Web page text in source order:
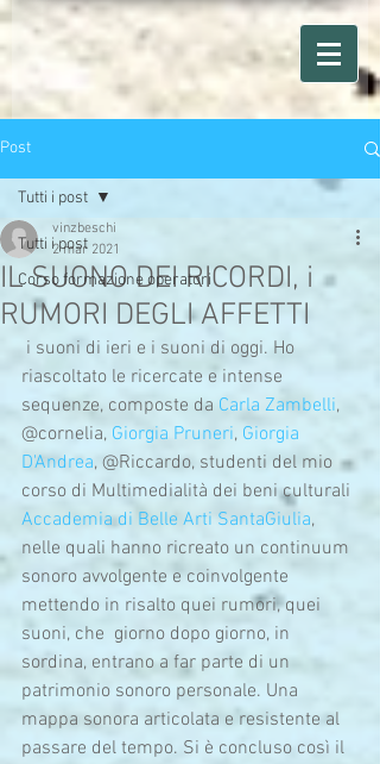
Post
Tutti i post
Corso formazione operatori
Tutti i post
IL SUONO DEI RICORDI, i
RUMORI DEGLI AFFETTI
vinzbeschi
2 mar 2021
riascoltato le ricercate e intense
sequenze, composte da Carla Zambelli,
@cornelia, Giorgia Pruneri, Giorgia
D'Andrea, @Riccardo, studenti del mio
corso di Multimedialità dei beni culturali
Accademia di Belle Arti SantaGiulia,
nelle quali hanno ricreato un continuum
sonoro avvolgente e coinvolgente
mettendo in risalto quei rumori, quei
suoni, che  giorno dopo giorno, in
sordina, entrano a far parte di un
patrimonio sonoro personale. Una
mappa sonora articolata e resistente al
passare del tempo. Si è concluso così il